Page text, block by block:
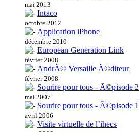
mai 2013
Intaco
octobre 2012
Application iPhone
décembre 2010
European Generation Link
février 2008
AndrÃ© Versaille Ã©diteur
février 2008
Sourire pour tous - Ã©pisode 2
mai 2007
Sourire pour tous - Ã©pisode 1
avril 2006
Visite virtuelle de l’ihecs